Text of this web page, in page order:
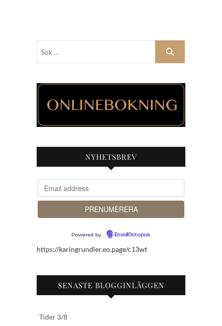
NYHETSBREV
Powered by EmailOctopus
https://karingrundler.eo.page/c13wt
SENASTE BLOGGINLÄGGEN
Tider 3/8